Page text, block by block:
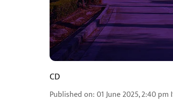
CD
Published on:01 June 2025, 2:40 pm